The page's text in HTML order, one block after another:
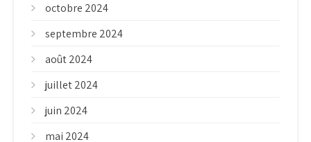
octobre 2024
septembre 2024
août 2024
juillet 2024
juin 2024
mai 2024